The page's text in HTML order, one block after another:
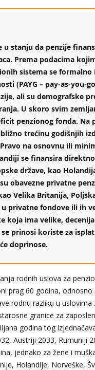
u stanju da penzije
Prema podacima
sistema se formalno
(PAYG – pay-as-you-
ali su demografske
U skoro svim
penzionog fonda. Na
trećinu godišnjih
na osnovnu ili
se finansira
države, kao
obavezne privatne
Velika Britanija,
privatne fondove ili ih
koja ima velike,
prinosi koriste za
doprinose.
rodnih uslova za
prag 60 godina, odnosno
rodnu razliku u uslovima
granice za
godina tog
Austriji 2033, Rumuniji
jednako za žene i
Holandije, Norveške,